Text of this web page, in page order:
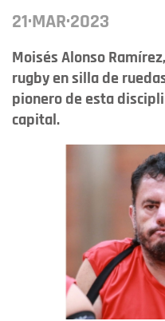
21·MAR·2023
Moisés Alonso
rugby en silla de
pionero de esta
capital.